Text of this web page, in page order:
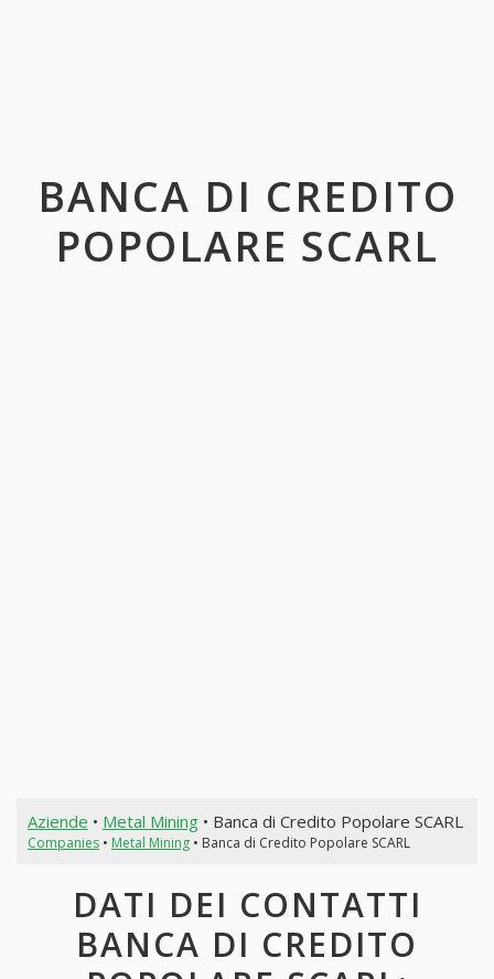
BANCA DI CREDITO
POPOLARE SCARL
Aziende • Metal Mining• Banca di Credito Popolare SCARL
Companies• Metal Mining• Banca di Credito Popolare SCARL
DATI DEI CONTATTI
BANCA DI CREDITO